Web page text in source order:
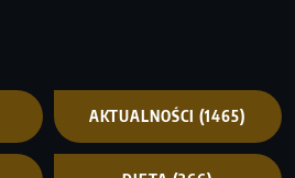
AKTUALNOŚCI (1465)